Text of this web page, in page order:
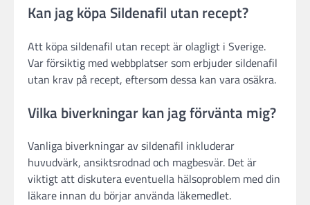
Kan jag köpa Sildenafil utan recept?
Att köpa sildenafil utan recept är olagligt i Sverige.
Var försiktig med webbplatser som erbjuder sildenafil
utan krav på recept, eftersom dessa kan vara osäkra.
Vilka biverkningar kan jag förvänta mig?
Vanliga biverkningar av sildenafil inkluderar
huvudvärk, ansiktsrodnad och magbesvär. Det är
viktigt att diskutera eventuella hälsoproblem med din
läkare innan du börjar använda läkemedlet.